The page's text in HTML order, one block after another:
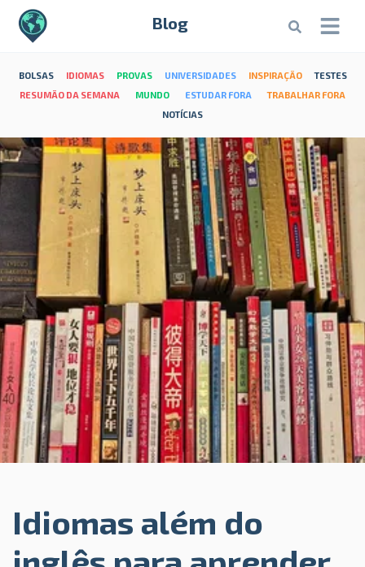
Blog
BOLSAS IDIOMAS PROVAS UNIVERSIDADES INSPIRAÇÃO
TESTES
RESUMÃO DA SEMANA
MUNDO ESTUDAR FORA
TRABALHAR FORA
NOTÍCIAS
Idiomas além do